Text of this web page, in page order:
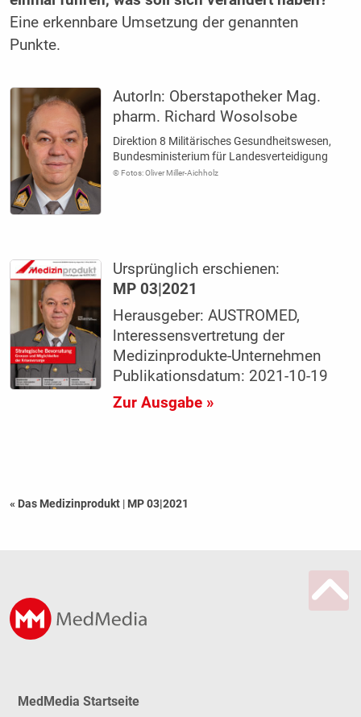
Eine erkennbare Umsetzung der genannten
Punkte.
AutorIn: Oberstapotheker Mag.
pharm. Richard Wosolsobe
Direktion 8 Militärisches Gesundheits­wesen,
Bundesministerium für Landesverteidigung
© Fotos: Oliver Miller-Aichholz
Ursprünglich erschienen:
MP 03|2021
Herausgeber: AUSTROMED,
lnteressensvertretung der
Medizinprodukte-Unternehmen
Publikationsdatum: 2021-10-19
Zur Ausgabe »
« Das Medizinprodukt | MP 03|2021
MedMedia Startseite